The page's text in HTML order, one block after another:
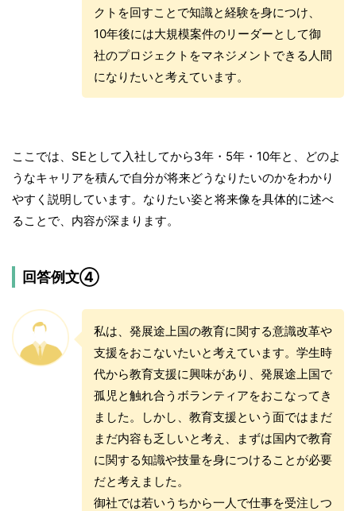
クトを回すことで知識と経験を身につけ、
10年後には大規模案件のリーダーとして御
社のプロジェクトをマネジメントできる人間
になりたいと考えています。
ここでは、SEとして入社してから3年・5年・10年と、どのよ
うなキャリアを積んで自分が将来どうなりたいのかをわかり
やすく説明しています。なりたい姿と将来像を具体的に述べ
ることで、内容が深まります。
回答例文④
私は、発展途上国の教育に関する意識改革や
支援をおこないたいと考えています。学生時
代から教育支援に興味があり、発展途上国で
孤児と触れ合うボランティアをおこなってき
ました。しかし、教育支援という面ではまだ
まだ内容も乏しいと考え、まずは国内で教育
に関する知識や技量を身につけることが必要
だと考えました。
御社では若いうちから一人で仕事を受注しつ